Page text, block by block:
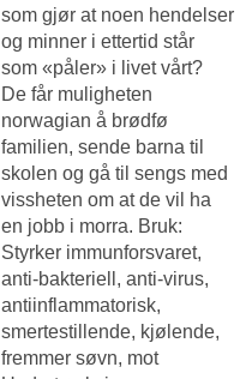
som gjør at noen hendelser
og minner i ettertid står
som «påler» i livet vårt? 
De får muligheten
norwagian å brødfø
familien, sende barna til
skolen og gå til sengs med
vissheten om at de vil ha
en jobb i morra. Bruk:
Styrker immunforsvaret,
anti-bakteriell, anti-virus,
antiinflammatorisk,
smertestillende, kjølende,
fremmer søvn, mot